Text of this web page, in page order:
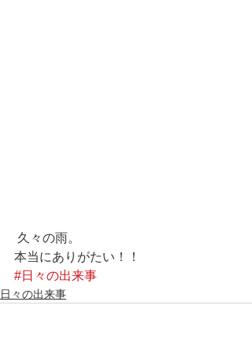
久々の雨。
本当にありがたい！！
#日々の出来事
日々の出来事